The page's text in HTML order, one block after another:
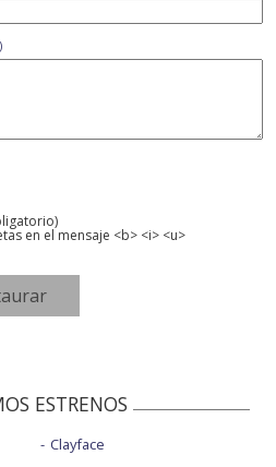
en el mensaje <b> <i> <u>
ESTRENOS
Clayface